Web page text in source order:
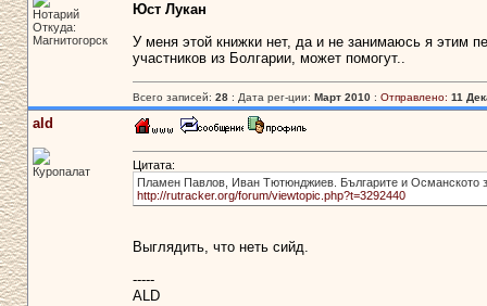
Нотарий
Откуда:
Магнитогорск
Юст Лукан
У меня этой книжки нет, да и не занимаюсь я этим
участников из Болгарии, может помогут..
Всего записей: 28: Дата рег-ции: Март 2010: Отправлено: 11
ald
Куропалат
Цитата:
Пламен Павлов, Иван Тютюнджиев. Българите и Османското
http://rutracker.org/forum/viewtopic.php?t=3292440
Выглядить, что неть сийд.
-----
ALD